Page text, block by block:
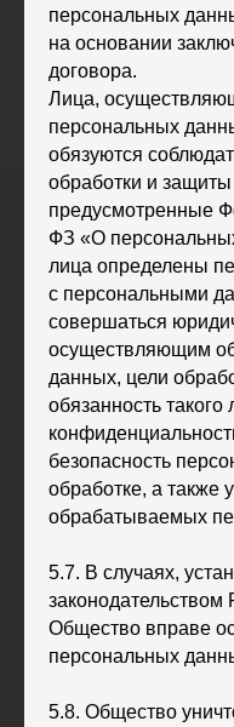
персональных
на основании
договора.
Лица,
персональных
обязуются
обработки и
предусмотренные
ФЗ «О
лица определены
с персональными
совершаться
осуществляющим
данных, цели
обязанность
безопасность
обработке, а также
обрабатываемых
5.7. В случаях,
Общество вправе
персональных
5.8. Общество